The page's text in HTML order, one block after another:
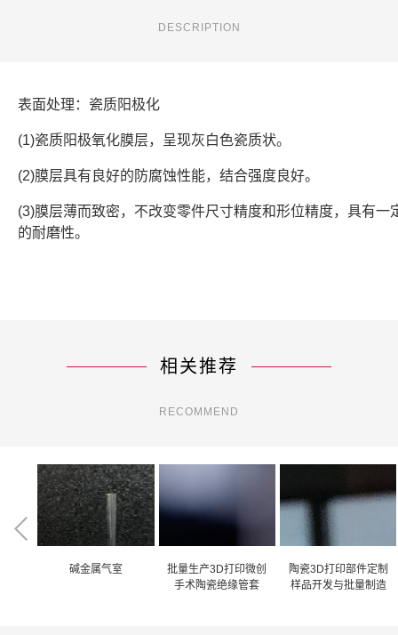
DESCRIPTION
表面处理：瓷质阳极化
(1)瓷质阳极氧化膜层，呈现灰白色瓷质状。
(2)膜层具有良好的防腐蚀性能，结合强度良好。
(3)膜层薄而致密，不改变零件尺寸精度和形位精度，具有一
的耐磨性。
相关推荐
RECOMMEND
碱金属气室
批量生产3D打印微创
手术陶瓷绝缘管套
陶瓷3D打印部件定制
样品开发与批量制造